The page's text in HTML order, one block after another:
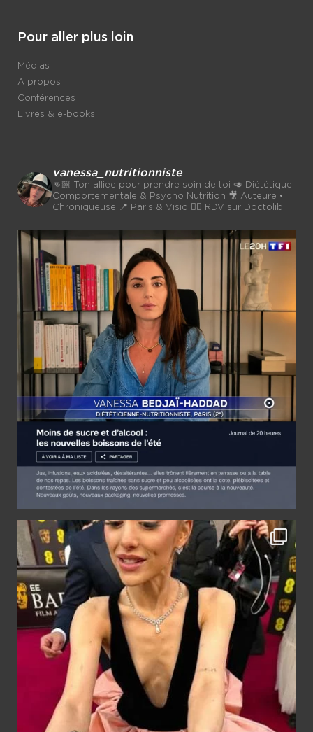
Pour aller plus loin
Médias
A propos
Conférences
Livres & e-books
vanessa_nutritionniste
👊🏼 Ton alliée pour prendre soin de toi 🥑 Diététique
Comportementale & Psycho Nutrition 🎥 Auteure •
Chroniqueuse 📍 Paris & Visio 👉🏼 RDV sur Doctolib